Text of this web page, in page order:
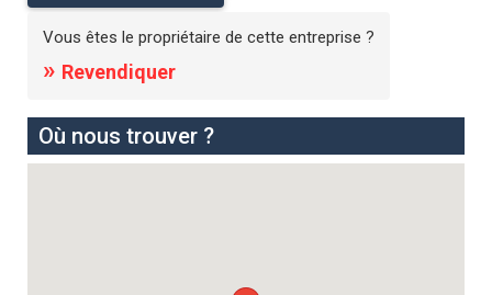
Vous êtes le propriétaire de cette entreprise ?
» Revendiquer
Où nous trouver ?